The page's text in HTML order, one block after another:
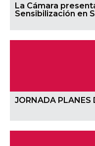
La Cámara
Sensibilización en
JORNADA PLANES